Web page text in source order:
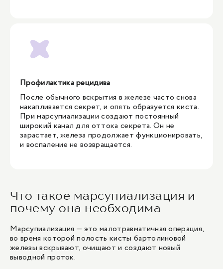
Профилактика рецидива
После обычного вскрытия в железе часто снова
накапливается секрет, и опять образуется киста.
При марсупиализации создают постоянный
широкий канал для оттока секрета. Он не
зарастает, железа продолжает функционировать,
и воспаление не возвращается.
Что такое марсупиализация и
почему она необходима
Марсупиализация — это малотравматичная операция,
во время которой полость кисты бартолиновой
железы вскрывают, очищают и создают новый
выводной проток.